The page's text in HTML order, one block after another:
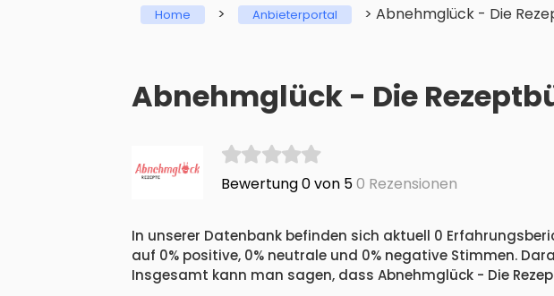
Home > Anbieterportal > Abnehmglück - Die
Abnehmglück - Die
Bewertung 0 von 50 Rezensionen
In unserer Datenbank befinden sich aktuell 0
auf 0% positive, 0% neutrale und 0% negative Stimmen.
Insgesamt kann man sagen, dass Abnehmglück - Die